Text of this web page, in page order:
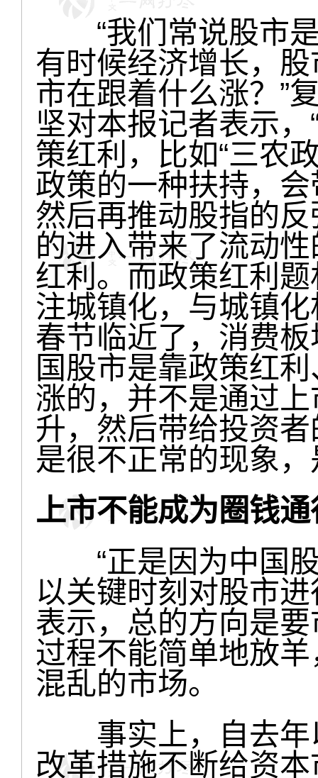
“我们常说股市是
有时候经济增长，
市在跟着什么涨？”
坚对本报记者表示，
策红利，比如“三农
政策的一种扶持，
然后再推动股指的
的进入带来了流动
红利。而政策红利
注城镇化，与城镇
春节临近了，消费
国股市是靠政策红
涨的，并不是通过
升，然后带给投资
是很不正常的现象
上市不能成为圈钱
“正是因为中国股
以关键时刻对股市
表示，总的方向是
过程不能简单地放
混乱的市场。
事实上，自去年
改革措施不断给资本